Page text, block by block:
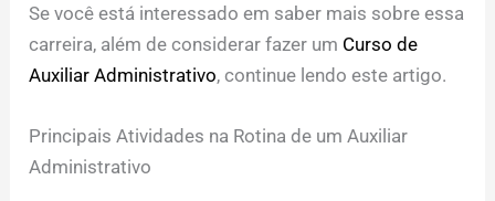
Se você está interessado em saber mais sobre essa
carreira, além de considerar fazer um Curso de
Auxiliar Administrativo, continue lendo este artigo.
Principais Atividades na Rotina de um Auxiliar
Administrativo